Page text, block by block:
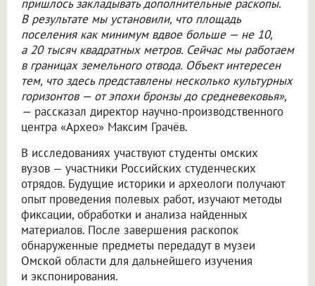
пришлось закладывать дополнительные раскопы.
В результате мы установили, что площадь
поселения как минимум вдвое больше — не 10,
а 20 тысяч квадратных метров. Сейчас мы работаем
в границах земельного отвода. Объект интересен
тем, что здесь представлены несколько культурных
горизонтов — от эпохи бронзы до средневековья»,
— рассказал директор научно-производственного
центра «Архео» Максим Грачёв.
В исследованиях участвуют студенты омских
вузов — участники Российских студенческих
отрядов. Будущие историки и археологи получают
опыт проведения полевых работ, изучают методы
фиксации, обработки и анализа найденных
материалов. После завершения раскопок
обнаруженные предметы передадут в музеи
Омской области для дальнейшего изучения
и экспонирования.